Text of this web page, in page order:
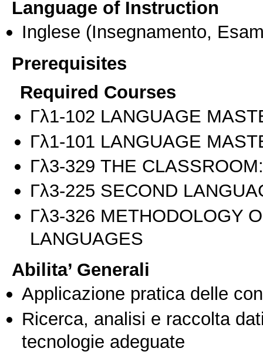
Language of Instruction
Inglese (Insegnamento,
Prerequisites
Required Courses
Γλ1-102 LANGUAGE
Γλ1-101 LANGUAGE
Γλ3-329 THE
Γλ3-225 SECOND
Γλ3-326 METHODOLOGY
LANGUAGES
Abilita’ Generali
Applicazione pratica delle
Ricerca, analisi e raccolta
tecnologie adeguate